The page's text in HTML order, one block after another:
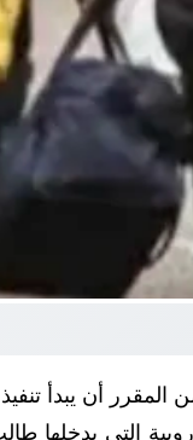
المقرر أن يبدأ